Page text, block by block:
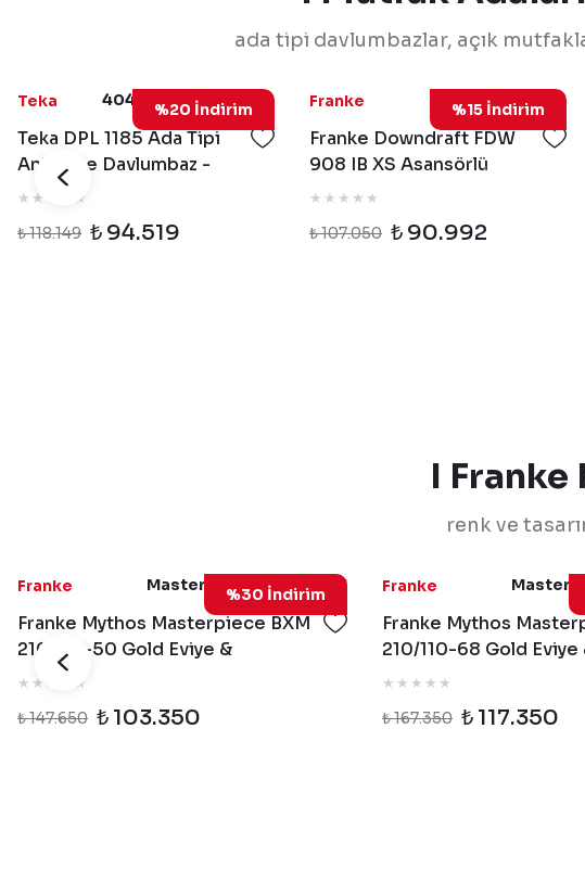
I
renk ve
%30 İndirim
Franke Masterpiece110-50Gold
Franke Mythos Masterpiece BXM
210/110-50 Gold Eviye &
Masterpiece Gold Armatür & Gold
₺ 147.650 ₺ 103.350
Franke
Franke Mythos
210/110-68 Gold Eviye
Masterpiece Gold
₺ 167.350 ₺ 117.350
ada tipi davlumbazlar, açık
%20 İndirim
Teka 40483172-40483173
Teka DPL 1185 Ada Tipi
Ankastre Davlumbaz -
40483172-40483173
₺ 118.149 ₺ 94.519
%15 İndirim
Franke 110.0365.588
Franke Downdraft FDW
908 IB XS Asansörlü
Ankastre Davlumbaz
₺ 107.050 ₺ 90.992